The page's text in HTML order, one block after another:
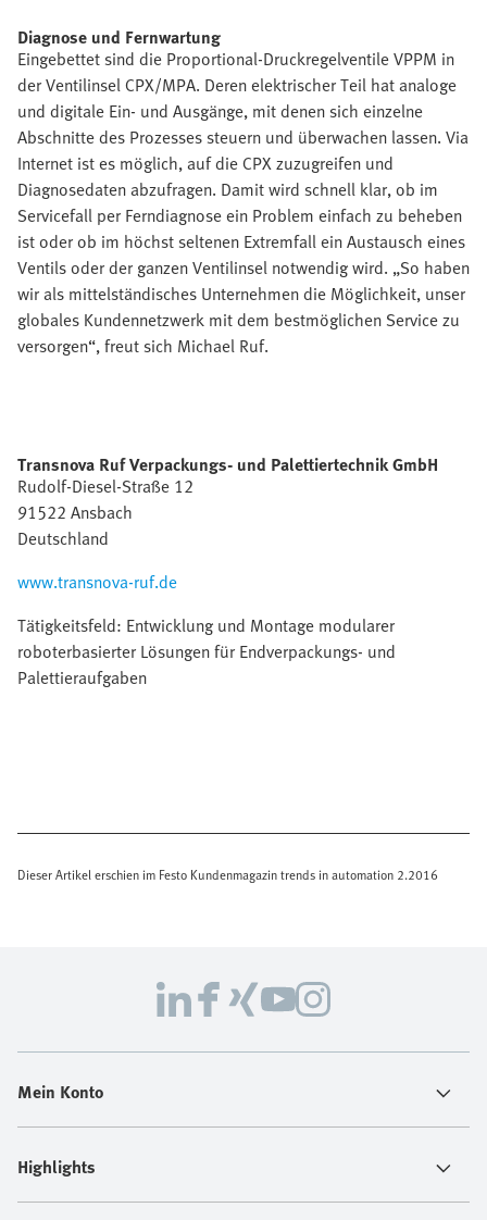
Diagnose und Fernwartung
Eingebettet sind die Proportional-Druckregelventile VPPM in
der Ventilinsel CPX/MPA. Deren elektrischer Teil hat analoge
und digitale Ein- und Ausgänge, mit denen sich einzelne
Abschnitte des Prozesses steuern und überwachen lassen. Via
Internet ist es möglich, auf die CPX zuzugreifen und
Diagnosedaten abzufragen. Damit wird schnell klar, ob im
Servicefall per Ferndiagnose ein Problem einfach zu beheben
ist oder ob im höchst seltenen Extremfall ein Austausch eines
Ventils oder der ganzen Ventilinsel notwendig wird. „So haben
wir als mittelständisches Unternehmen die Möglichkeit, unser
globales Kundennetzwerk mit dem bestmöglichen Service zu
versorgen“, freut sich Michael Ruf.
Transnova Ruf Verpackungs- und Palettiertechnik GmbH
Rudolf-Diesel-Straße 12
91522 Ansbach
Deutschland
www.transnova-ruf.de
Tätigkeitsfeld: Entwicklung und Montage modularer
roboterbasierter Lösungen für Endverpackungs- und
Palettieraufgaben
Dieser Artikel erschien im Festo Kundenmagazin trends in automation 2.2016
Mein Konto
Highlights